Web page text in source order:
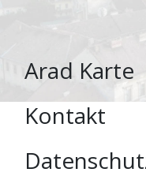
Arad Karte
Kontakt